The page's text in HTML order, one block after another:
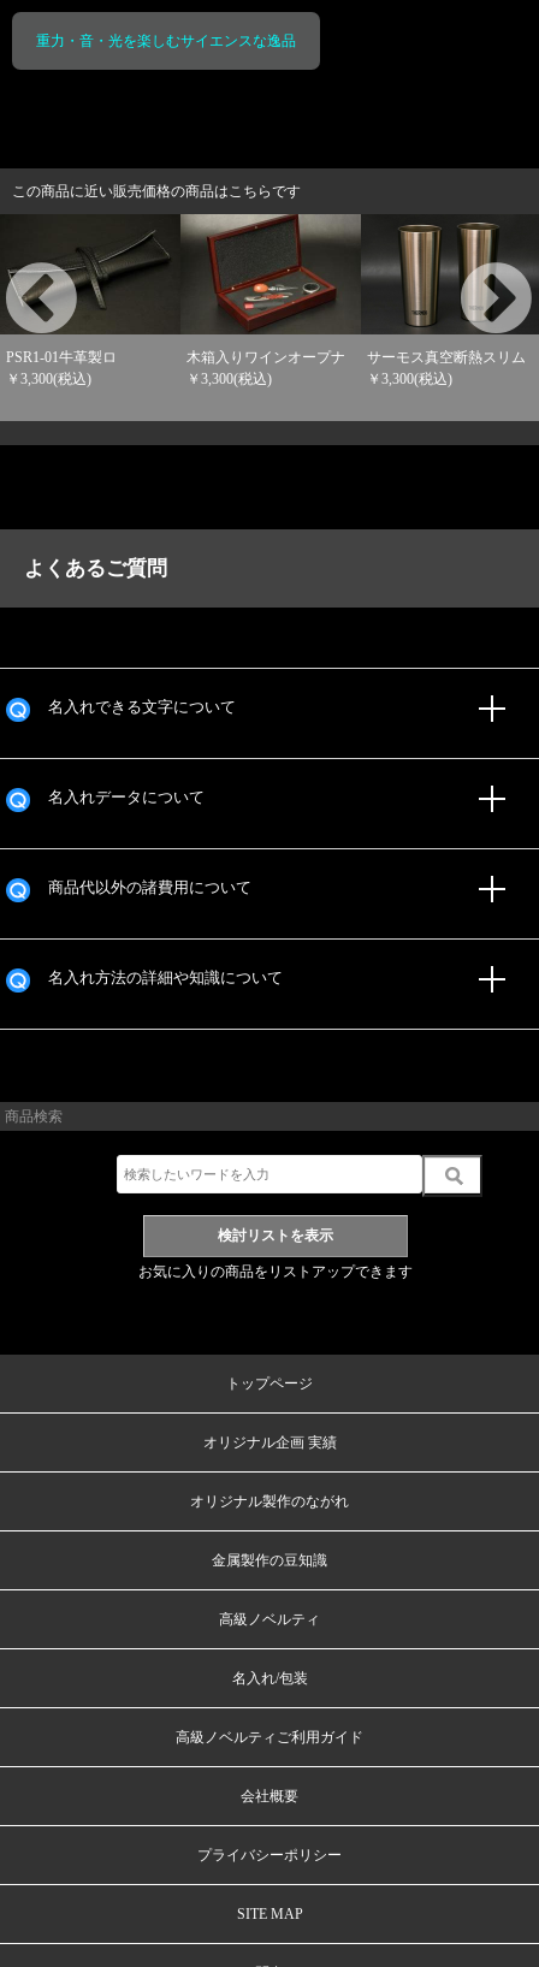
重力・音・光を楽しむサイエンスな逸品
この商品に近い販売価格の商品はこちらです
PSR1-01牛革製ロ
￥3,300(税込)
木箱入りワインオープナ
￥3,300(税込)
サーモス真空断熱スリム
￥3,300(税込)
よくあるご質問
名入れできる文字について
名入れデータについて
商品代以外の諸費用について
名入れ方法の詳細や知識について
商品検索
お気に入りの商品をリストアップできます
トップページ
オリジナル企画 実績
オリジナル製作のながれ
金属製作の豆知識
高級ノベルティ
名入れ/包装
高級ノベルティご利用ガイド
会社概要
プライバシーポリシー
SITE MAP